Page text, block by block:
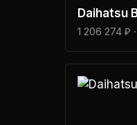
Daihatsu
1 206 274 ₽